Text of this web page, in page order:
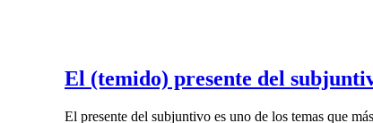
El (temido) presente del
El presente del subjuntivo es uno de los temas que